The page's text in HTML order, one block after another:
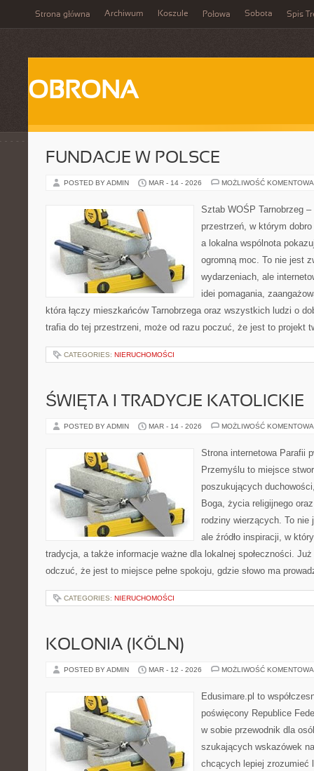
Strona główna Archiwum Koszule Połowa Sobota Spis
OBRONA
FUNDACJE W POLSCE
POSTED BY ADMIN MAR - 14 - 2026 MOŻLIWOŚĆ
Sztab WOŚP Tarnobrzeg
przestrzeń, w którym
a lokalna wspólnota
ogromną moc. To nie jest
wydarzeniach, ale
idei pomagania,
która łączy mieszkańców Tarnobrzega oraz wszystkich ludzi o
trafia do tej przestrzeni, może od razu poczuć, że jest to projekt
CATEGORIES: NIERUCHOMOŚCI
ŚWIĘTA I TRADYCJE KATOLICKIE
POSTED BY ADMIN MAR - 14 - 2026 MOŻLIWOŚĆ
Strona internetowa Parafii
Przemyślu to miejsce
poszukujących
Boga, życia religijnego
rodziny wierzących. To nie
ale źródło inspiracji, w
tradycja, a także informacje ważne dla lokalnej społeczności.
odczuć, że jest to miejsce pełne spokoju, gdzie słowo ma
CATEGORIES: NIERUCHOMOŚCI
KOLONIA (KÖLN)
POSTED BY ADMIN MAR - 12 - 2026 MOŻLIWOŚĆ
Edusimare.pl to
poświęcony Republice
w sobie przewodnik dla
szukających wskazówek
chcących lepiej zrozumieć